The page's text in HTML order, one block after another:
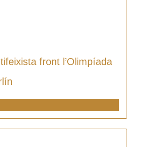
front l’Olimpíada